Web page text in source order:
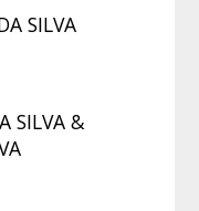
SILVA
SILVA &